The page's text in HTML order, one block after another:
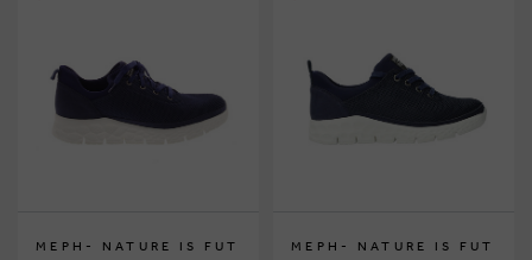
MEPH- NATURE IS FUT
MEPH- NATURE IS FUT